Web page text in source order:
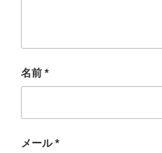
名前 *
メール*